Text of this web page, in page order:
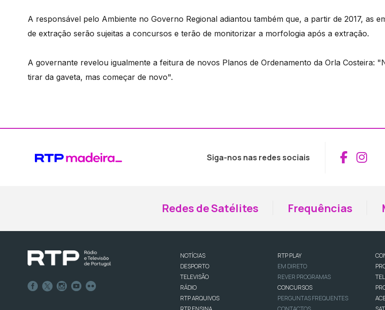
A responsável pelo Ambiente no Governo Regional adiantou também que, a partir de 2017, as
de extração serão sujeitas a concursos e terão de monitorizar a morfologia após a extração.
A governante revelou igualmente a feitura de novos Planos de Ordenamento da Orla Costeira:
tirar da gaveta, mas começar de novo".
Siga-nos nas redes sociais
Redes de Satélites Frequências
NOTÍCIAS
DESPORTO
TELEVISÃO
RÁDIO
RTP ARQUIVOS
RTP PLAY
EM DIRETO
REVER PROGRAMAS
CONCURSOS
PERGUNTAS FREQUENTES